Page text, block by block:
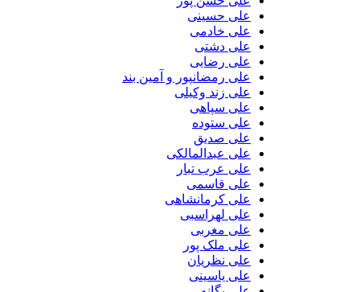
علی حسینی
علی خادمی
علی دشتی
علی رضایی
علی رمضانپور و آمین بند
علی زند وکیلی
علی سپاهی
علی ستوده
علی صدیق
علی عبدالمالکی
علی عرب تبار
علی قاسمی
علی کرمانشاهی
علی لهراسبی
علی مغربی
علی ملک پور
علی نظریان
علی یاسینی